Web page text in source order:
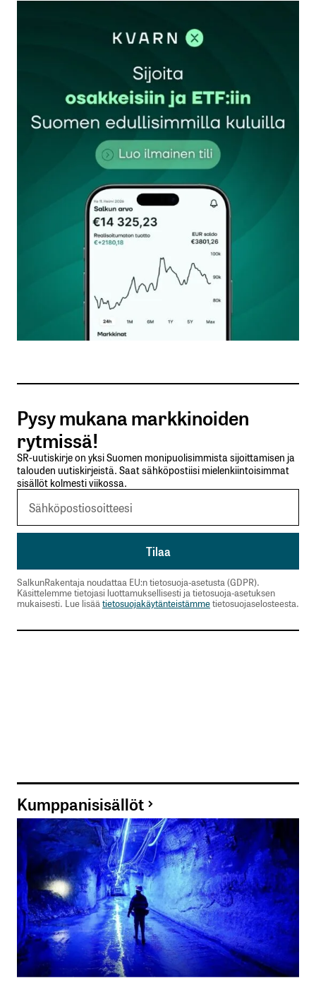
kirjautua
rekisteröityä
Sähköpostiosoitettasi ei julkaista.Pakolliset
kentät on merkitty*
Kommentti*
Nimesi tai nimimerkkisi
Sähköpostiosoitteesi
Tilaa SalkunRakentajan uutiskirje
Lähetä kommentti
Pysy mukana markkinoiden
rytmissä!
SR-uutiskirje on yksi Suomen monipuolisimmista sijoittamisen ja
talouden uutiskirjeistä. Saat sähköpostiisi mielenkiintoisimmat
sisällöt kolmesti viikossa.
SalkunRakentaja noudattaa EU:n tietosuoja-asetusta (GDPR).
Käsittelemme tietojasi luottamuksellisesti ja tietosuoja-asetuksen
mukaisesti. Lue lisää tietosuojakäytänteistämmetietosuojaselosteesta.
Kumppanisisällöt